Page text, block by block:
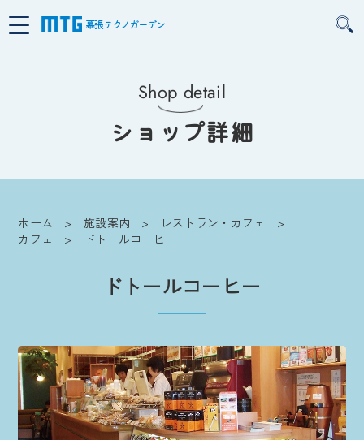
幕張テクノガーデン
Shop detail
ショップ詳細
ホーム 施設案内
レストラン・カフェ
カフェ
ドトールコーヒー
ドトールコーヒー